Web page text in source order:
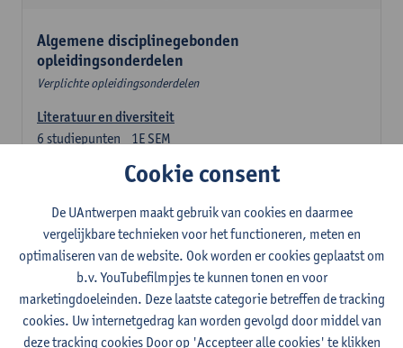
Algemene disciplinegebonden
opleidingsonderdelen
Verplichte opleidingsonderdelen
Literatuur en diversiteit
1E SEM
6 studiepunten
Remco Sleiderink
2E SEM
studiepunten
Lesgever(s):
Astrid De Wit Peter Petré
Engels: verplichte opleidingsonderdelen
Engels: taalbeheersing 1
Cookie consent
De UAntwerpen maakt gebruik van cookies en daarmee
vergelijkbare technieken voor het functioneren, meten en
optimaliseren van de website. Ook worden er cookies geplaatst om
b.v. YouTubefilmpjes te kunnen tonen en voor
marketingdoeleinden. Deze laatste categorie betreffen de tracking
cookies. Uw internetgedrag kan worden gevolgd door middel van
deze tracking cookies Door op 'Accepteer alle cookies' te klikken